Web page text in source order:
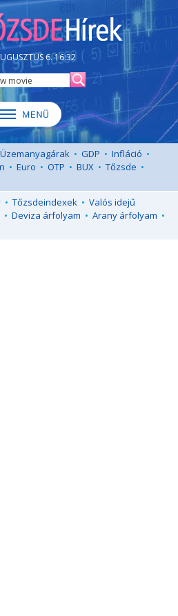
6. 16:32
Üzemanyagárak • GDP • Infláció •
• Euro • OTP • BUX • Tőzsde •
• Tőzsdeindexek • Valós idejű
• Deviza árfolyam • Arany árfolyam •